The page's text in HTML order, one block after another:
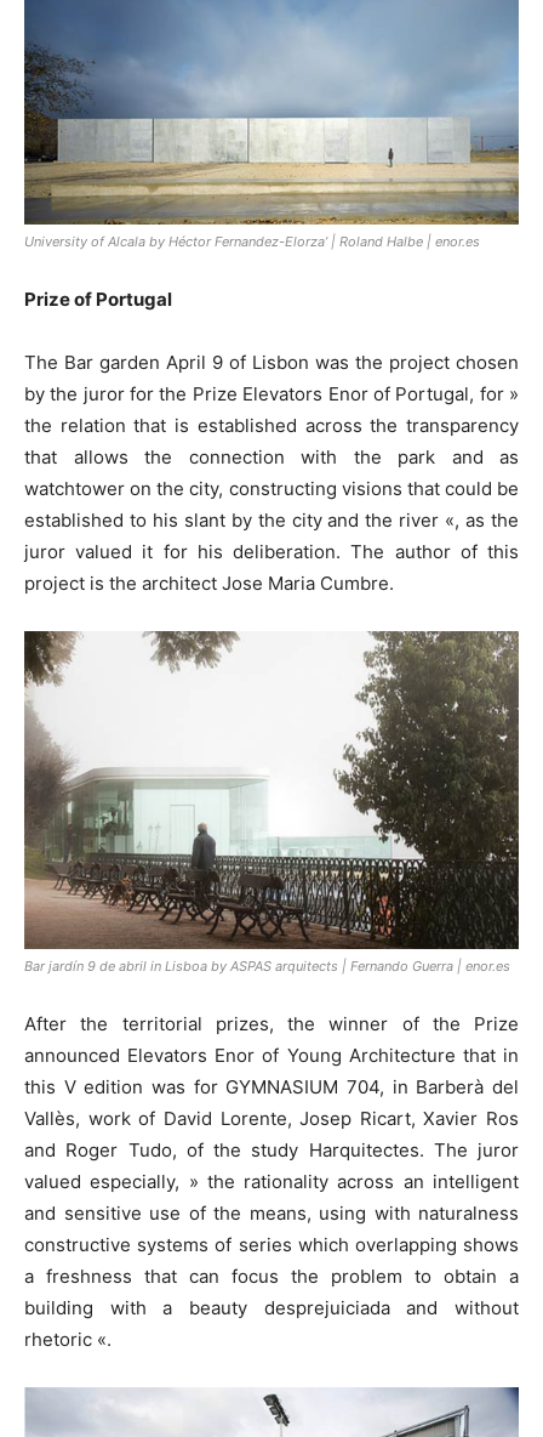
University of Alcala by Héctor Fernandez-Elorza’ | Roland Halbe | enor.es
Prize of Portugal
The Bar garden April 9 of Lisbon was the project chosen
by the juror for the Prize Elevators Enor of Portugal, for »
the relation that is established across the transparency
that allows the connection with the park and as
watchtower on the city, constructing visions that could be
established to his slant by the city and the river «, as the
juror valued it for his deliberation. The author of this
project is the architect Jose Maria Cumbre.
Bar jardín 9 de abril in Lisboa by ASPAS arquitects | Fernando Guerra | enor.es
After the territorial prizes, the winner of the Prize
announced Elevators Enor of Young Architecture that in
this V edition was for GYMNASIUM 704, in Barberà del
Vallès, work of David Lorente, Josep Ricart, Xavier Ros
and Roger Tudo, of the study Harquitectes. The juror
valued especially, » the rationality across an intelligent
and sensitive use of the means, using with naturalness
constructive systems of series which overlapping shows
a freshness that can focus the problem to obtain a
building with a beauty desprejuiciada and without
rhetoric «.